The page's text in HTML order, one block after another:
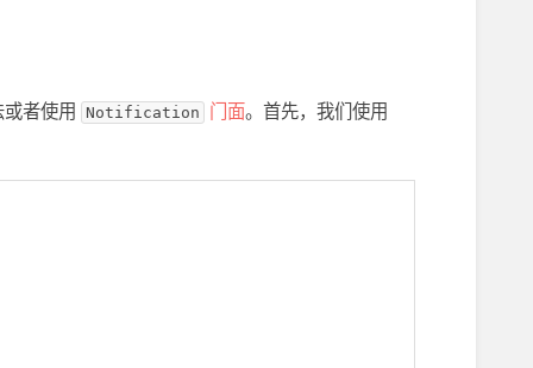
者使用 Notification 门面。首先，我们使用